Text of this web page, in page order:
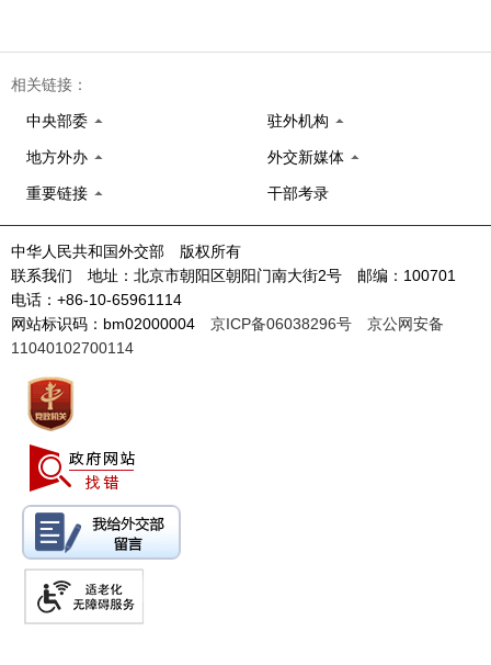
相关链接：
中央部委 驻外机构
地方外办 外交新媒体
重要链接 干部考录
中华人民共和国外交部 版权所有
联系我们 地址：北京市朝阳区朝阳门南大街2号 邮编：100701
电话：+86-10-65961114
网站标识码：bm02000004 京ICP备06038296号
京公网安备
11040102700114